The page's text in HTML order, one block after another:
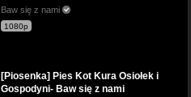
Baw się z nami
1080p
[Piosenka] Pies Kot Kura Osiołek i
Gospodyni- Baw się z nami